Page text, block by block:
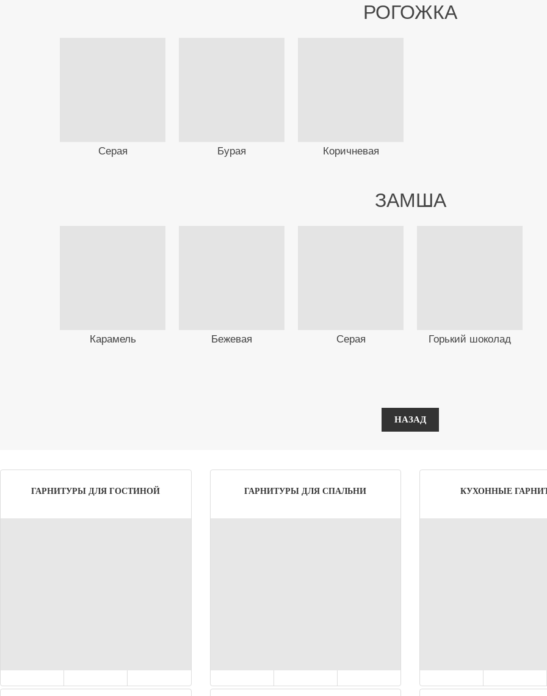
РОГОЖКА
Серая Бурая Коричневая
ЗАМША
Карамель Бежевая Серая Горький шоколад
НАЗАД
ГАРНИТУРЫ ДЛЯ ГОСТИНОЙ ГАРНИТУРЫ ДЛЯ СПАЛЬНИ КУХОННЫЕ